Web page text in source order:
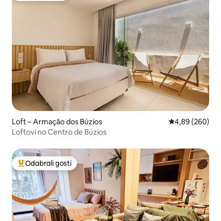
Loft – Armação dos Búzios Prosječna
4,89 (260)
Loftovi no Centro de Búzios
Među najviše rangiranima s oznakom „Odabrali gosti”
Odabrali gosti